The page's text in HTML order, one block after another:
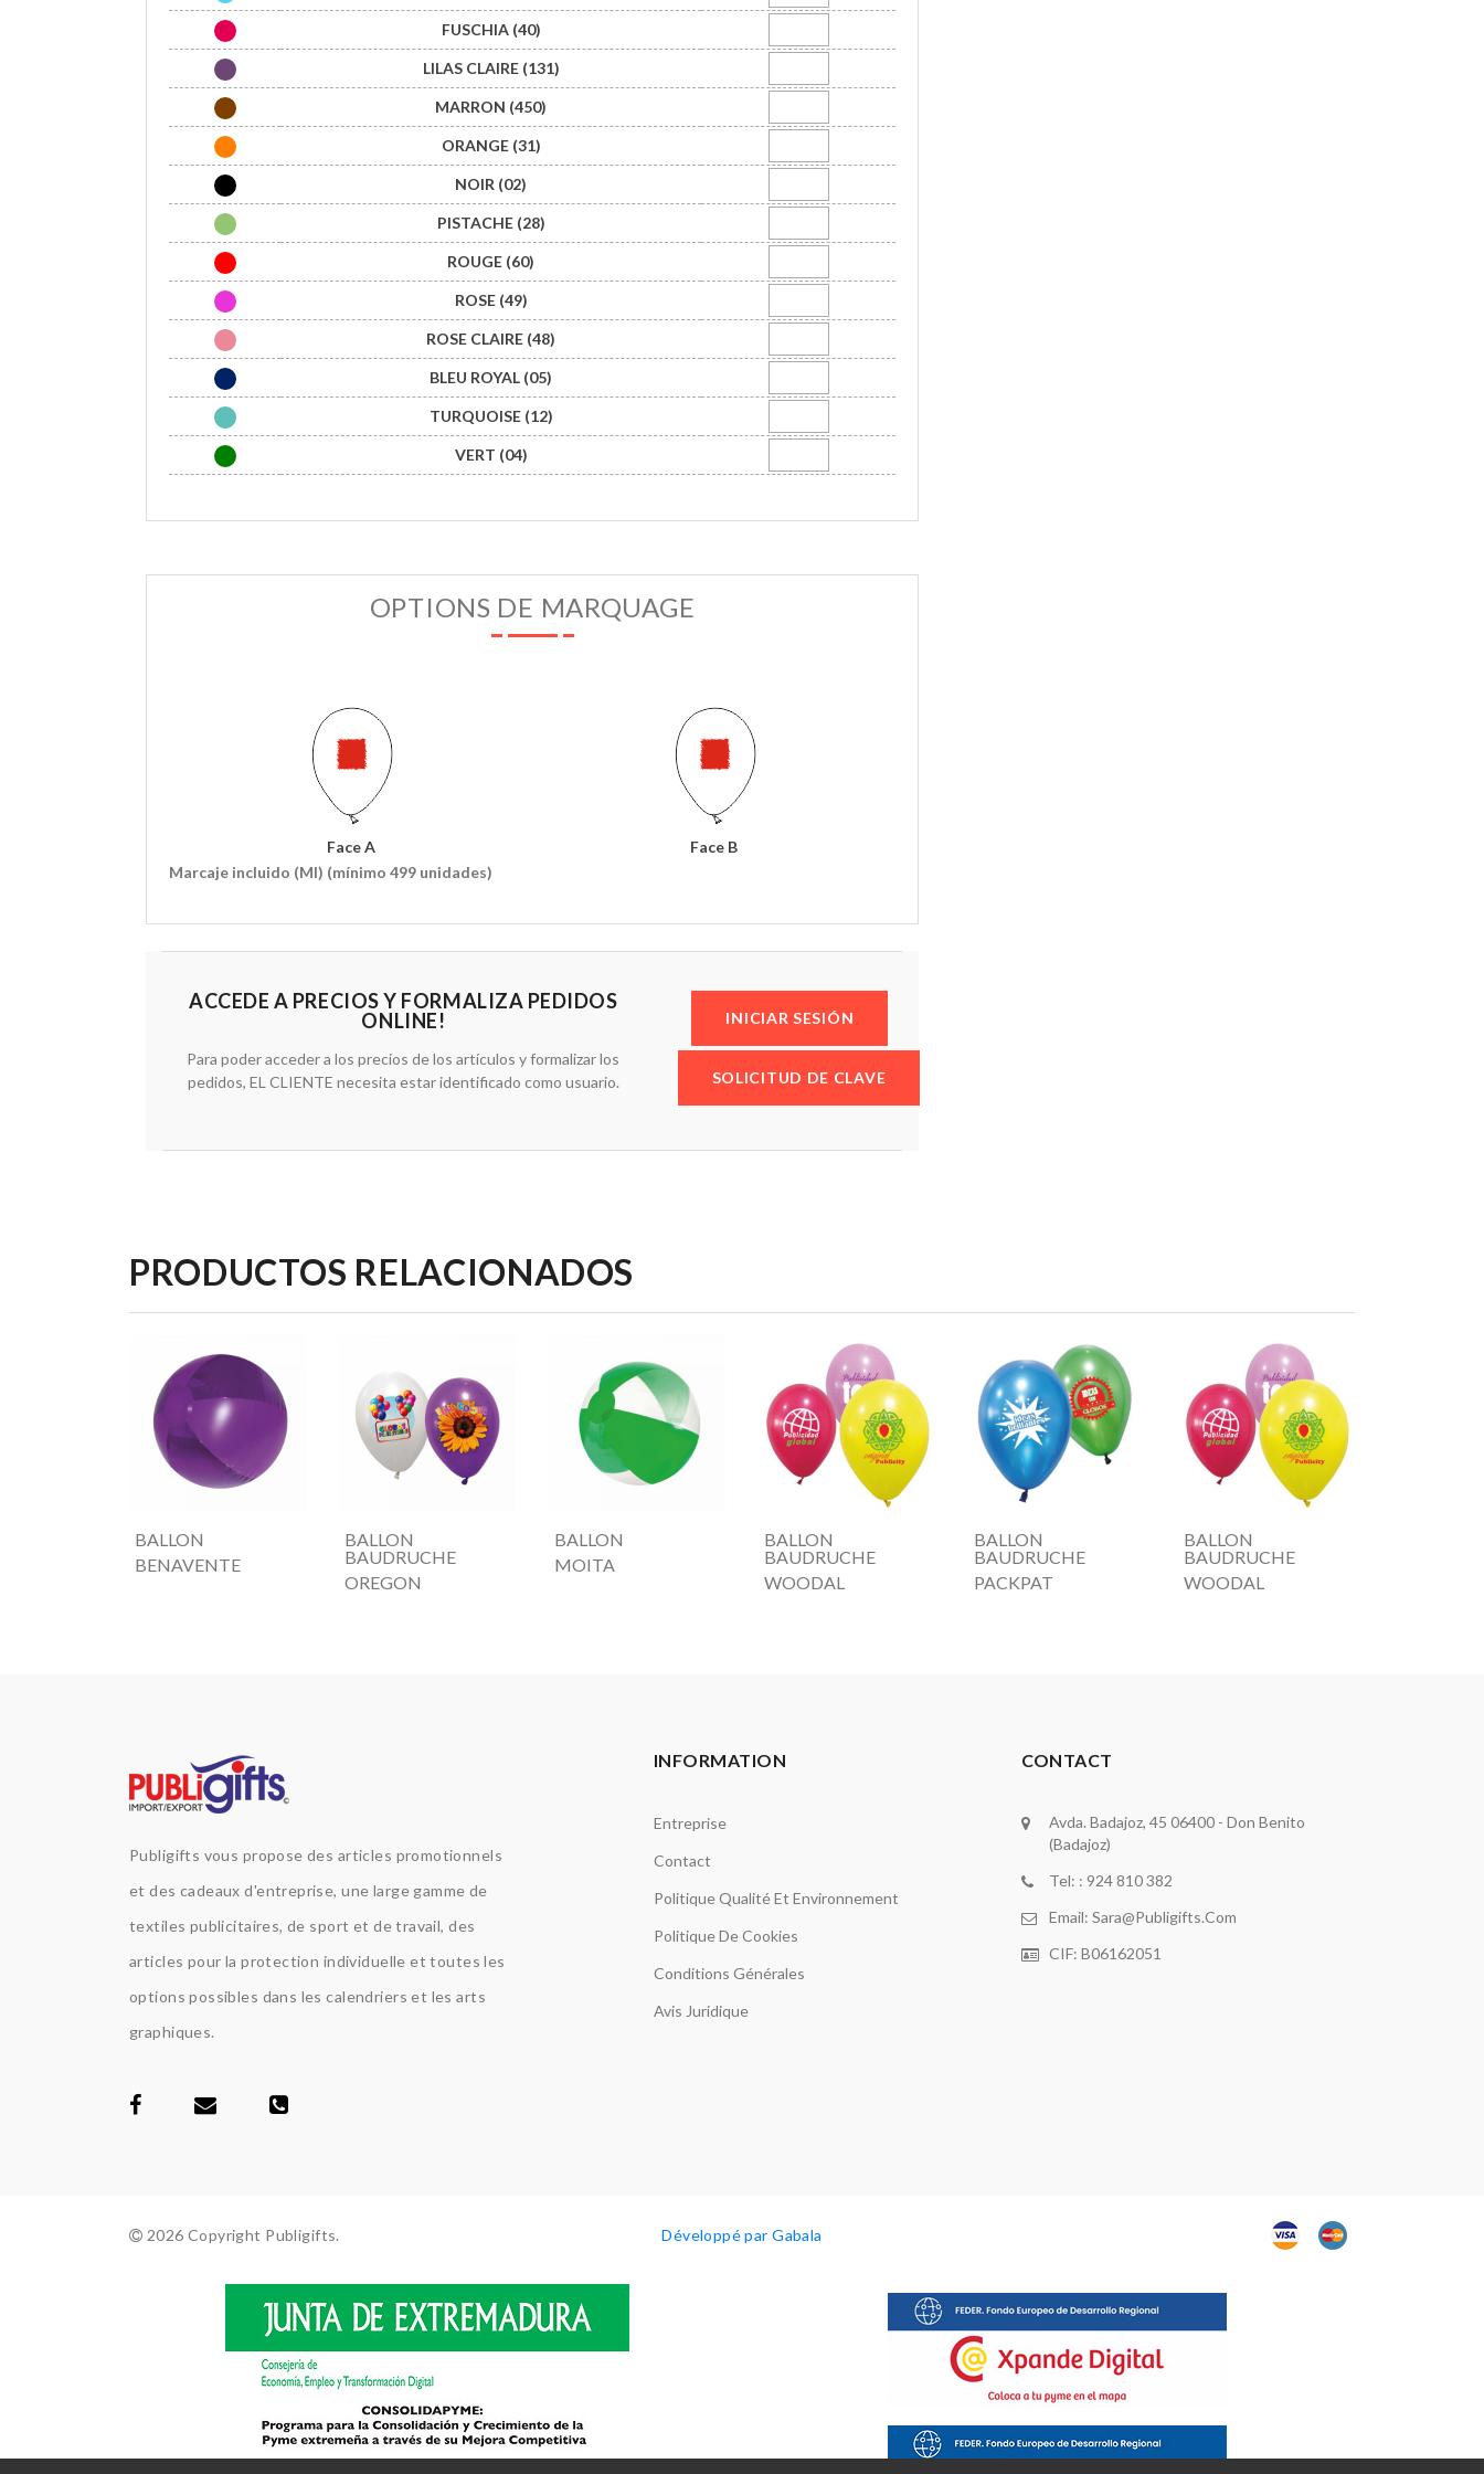
FUSCHIA (40)
LILAS CLAIRE (131)
MARRON (450)
ORANGE (31)
NOIR (02)
PISTACHE (28)
ROUGE (60)
ROSE (49)
ROSE CLAIRE (48)
BLEU ROYAL (05)
TURQUOISE (12)
VERT (04)
OPTIONS DE MARQUAGE
Face A
Face B
Marcaje incluido (MI) (mínimo 499 unidades)
ACCEDE A PRECIOS Y FORMALIZA PEDIDOS
ONLINE!
Para poder acceder a los precios de los artículos y formalizar los
pedidos, EL CLIENTE necesita estar identificado como usuario.
INICIAR SESIÓN
SOLICITUD DE CLAVE
PRODUCTOS RELACIONADOS
BALLON
BENAVENTE
BALLON
BAUDRUCHE
OREGON
BALLON
MOITA
BALLON
BAUDRUCHE
WOODAL
BALLON
BAUDRUCHE
PACKPAT
BALLON
BAUDRUCHE
WOODAL
Publigifts vous propose des articles promotionnels
et des cadeaux d'entreprise, une large gamme de
textiles publicitaires, de sport et de travail, des
articles pour la protection individuelle et toutes les
options possibles dans les calendriers et les arts
graphiques.
INFORMATION
Entreprise
Contact
Politique Qualité Et Environnement
Politique De Cookies
Conditions Générales
Avis Juridique
CONTACT
Avda. Badajoz, 45 06400 - Don Benito
(Badajoz)
Tel: : 924 810 382
Email: Sara@publigifts.com
CIF: B06162051
2026 Copyright Publigifts. Développé par Gabala